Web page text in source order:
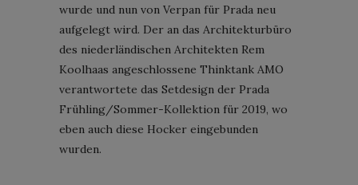
wurde und nun von Verpan für Prada neu
aufgelegt wird. Der an das Architekturbüro
des niederländischen Architekten Rem
Koolhaas angeschlossene Thinktank AMO
verantwortete das Setdesign der Prada
Frühling/Sommer-Kollektion für 2019, wo
eben auch diese Hocker eingebunden
wurden.